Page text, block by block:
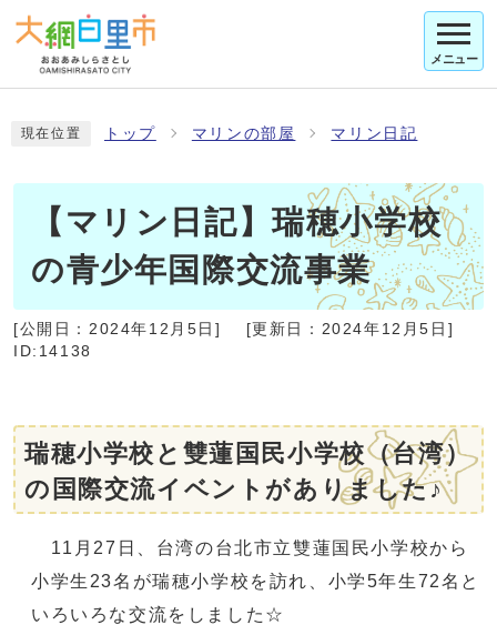
メニュー
現在位置 トップ マリンの部屋 マリン日記
【マリン日記】瑞穂小学校
の青少年国際交流事業
[公開日： 2024年12月5日 ] [更新日： 2024年12月5日 ]
ID:14138
瑞穂小学校と雙蓮国民小学校（台湾）
の国際交流イベントがありました♪
11月27日、台湾の台北市立雙蓮国民小学校から
小学生23名が瑞穂小学校を訪れ、小学5年生72名と
いろいろな交流をしました☆